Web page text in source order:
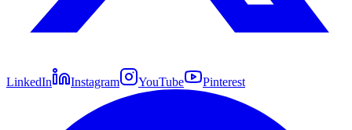
LinkedIn Instagram YouTube Pinterest